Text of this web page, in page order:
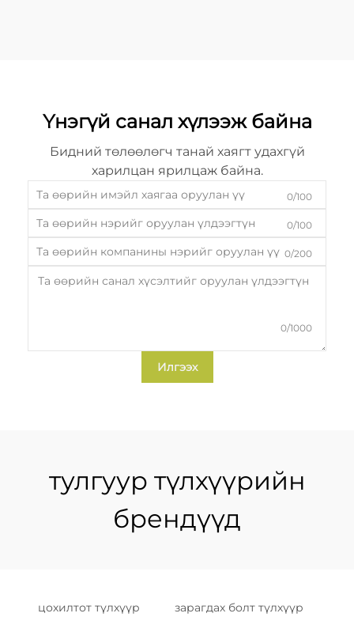
Үнэгүй санал хүлээж байна
Бидний төлөөлөгч танай хаягт удахгүй
харилцан ярилцаж байна.
0/100
0/100
0/200
0/1000
Илгээх
тулгуур түлхүүрийн
брендүүд
цохилтот түлхүүр зарагдах болт түлхүүр